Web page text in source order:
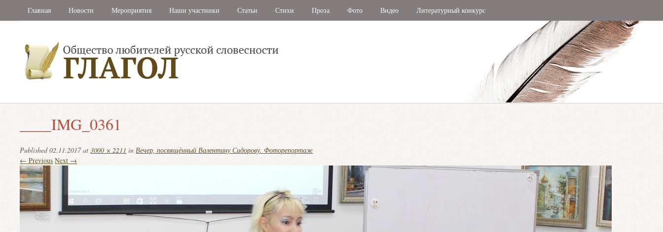
Главная Новости Мероприятия Наши участники Статьи Стихи Проза Фото Видео Литературный конкурс
____IMG_0361
Published02.11.2017at3000 × 2211 inВечер, посвящённый Валентину Сидорову. Фоторепортаж
← Previous Next →